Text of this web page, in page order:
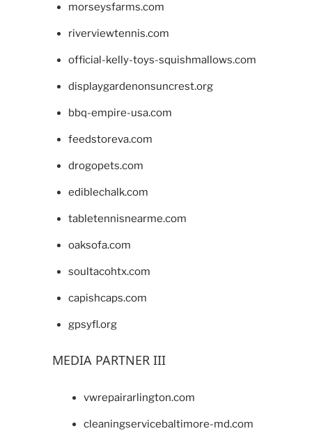
morseysfarms.com
riverviewtennis.com
official-kelly-toys-squishmallows.com
displaygardenonsuncrest.org
bbq-empire-usa.com
feedstoreva.com
drogopets.com
ediblechalk.com
tabletennisnearme.com
oaksofa.com
soultacohtx.com
capishcaps.com
gpsyfl.org
MEDIA PARTNER III
vwrepairarlington.com
cleaningservicebaltimore-md.com